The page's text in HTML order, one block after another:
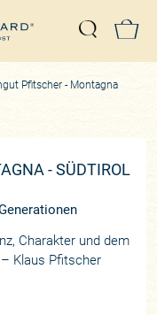
Suche
Pfitscher - Montagna
- SÜDTIROL
Charakter und dem
Klaus Pfitscher